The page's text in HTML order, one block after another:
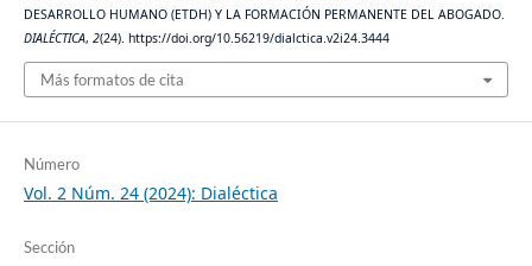
DESARROLLO HUMANO (ETDH) Y LA FORMACIÓN PERMANENTE DEL ABOGADO.
DIALÉCTICA, 2(24). https://doi.org/10.56219/dialctica.v2i24.3444
Más formatos de cita
Número
Vol. 2 Núm. 24 (2024): Dialéctica
Sección